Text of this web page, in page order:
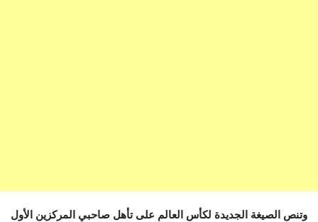
وتنص الصيغة الجديدة لكأس العالم على تأهل صاحبي المركزين الأول